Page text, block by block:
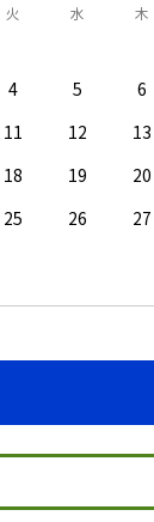
火 水 木
4 5 6
11 12 13
18 19 20
25 26 27